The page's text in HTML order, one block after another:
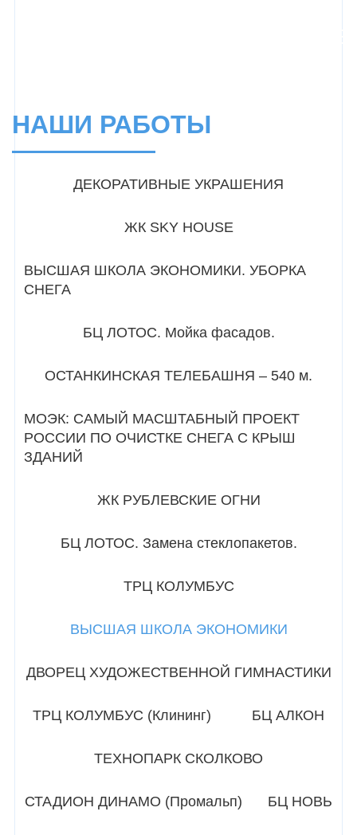
НАШИ РАБОТЫ
ДЕКОРАТИВНЫЕ УКРАШЕНИЯ
ЖК SKY HOUSE
ВЫСШАЯ ШКОЛА ЭКОНОМИКИ. УБОРКА
СНЕГА
БЦ ЛОТОС. Мойка фасадов.
ОСТАНКИНСКАЯ ТЕЛЕБАШНЯ – 540 м.
МОЭК: САМЫЙ МАСШТАБНЫЙ ПРОЕКТ
РОССИИ ПО ОЧИСТКЕ СНЕГА С КРЫШ
ЗДАНИЙ
ЖК РУБЛЕВСКИЕ ОГНИ
БЦ ЛОТОС. Замена стеклопакетов.
ТРЦ КОЛУМБУС
ВЫСШАЯ ШКОЛА ЭКОНОМИКИ
ДВОРЕЦ ХУДОЖЕСТВЕННОЙ ГИМНАСТИКИ
ТРЦ КОЛУМБУС (Клининг) БЦ АЛКОН
ТЕХНОПАРК СКОЛКОВО
СТАДИОН ДИНАМО (Промальп) БЦ НОВЬ